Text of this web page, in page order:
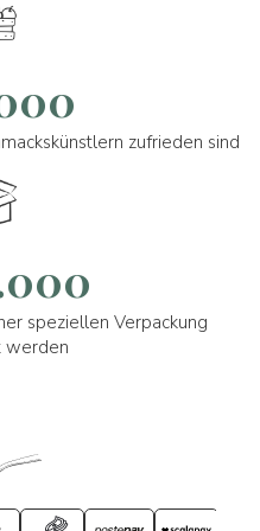
zufrieden sind
speziellen Verpackung
werden